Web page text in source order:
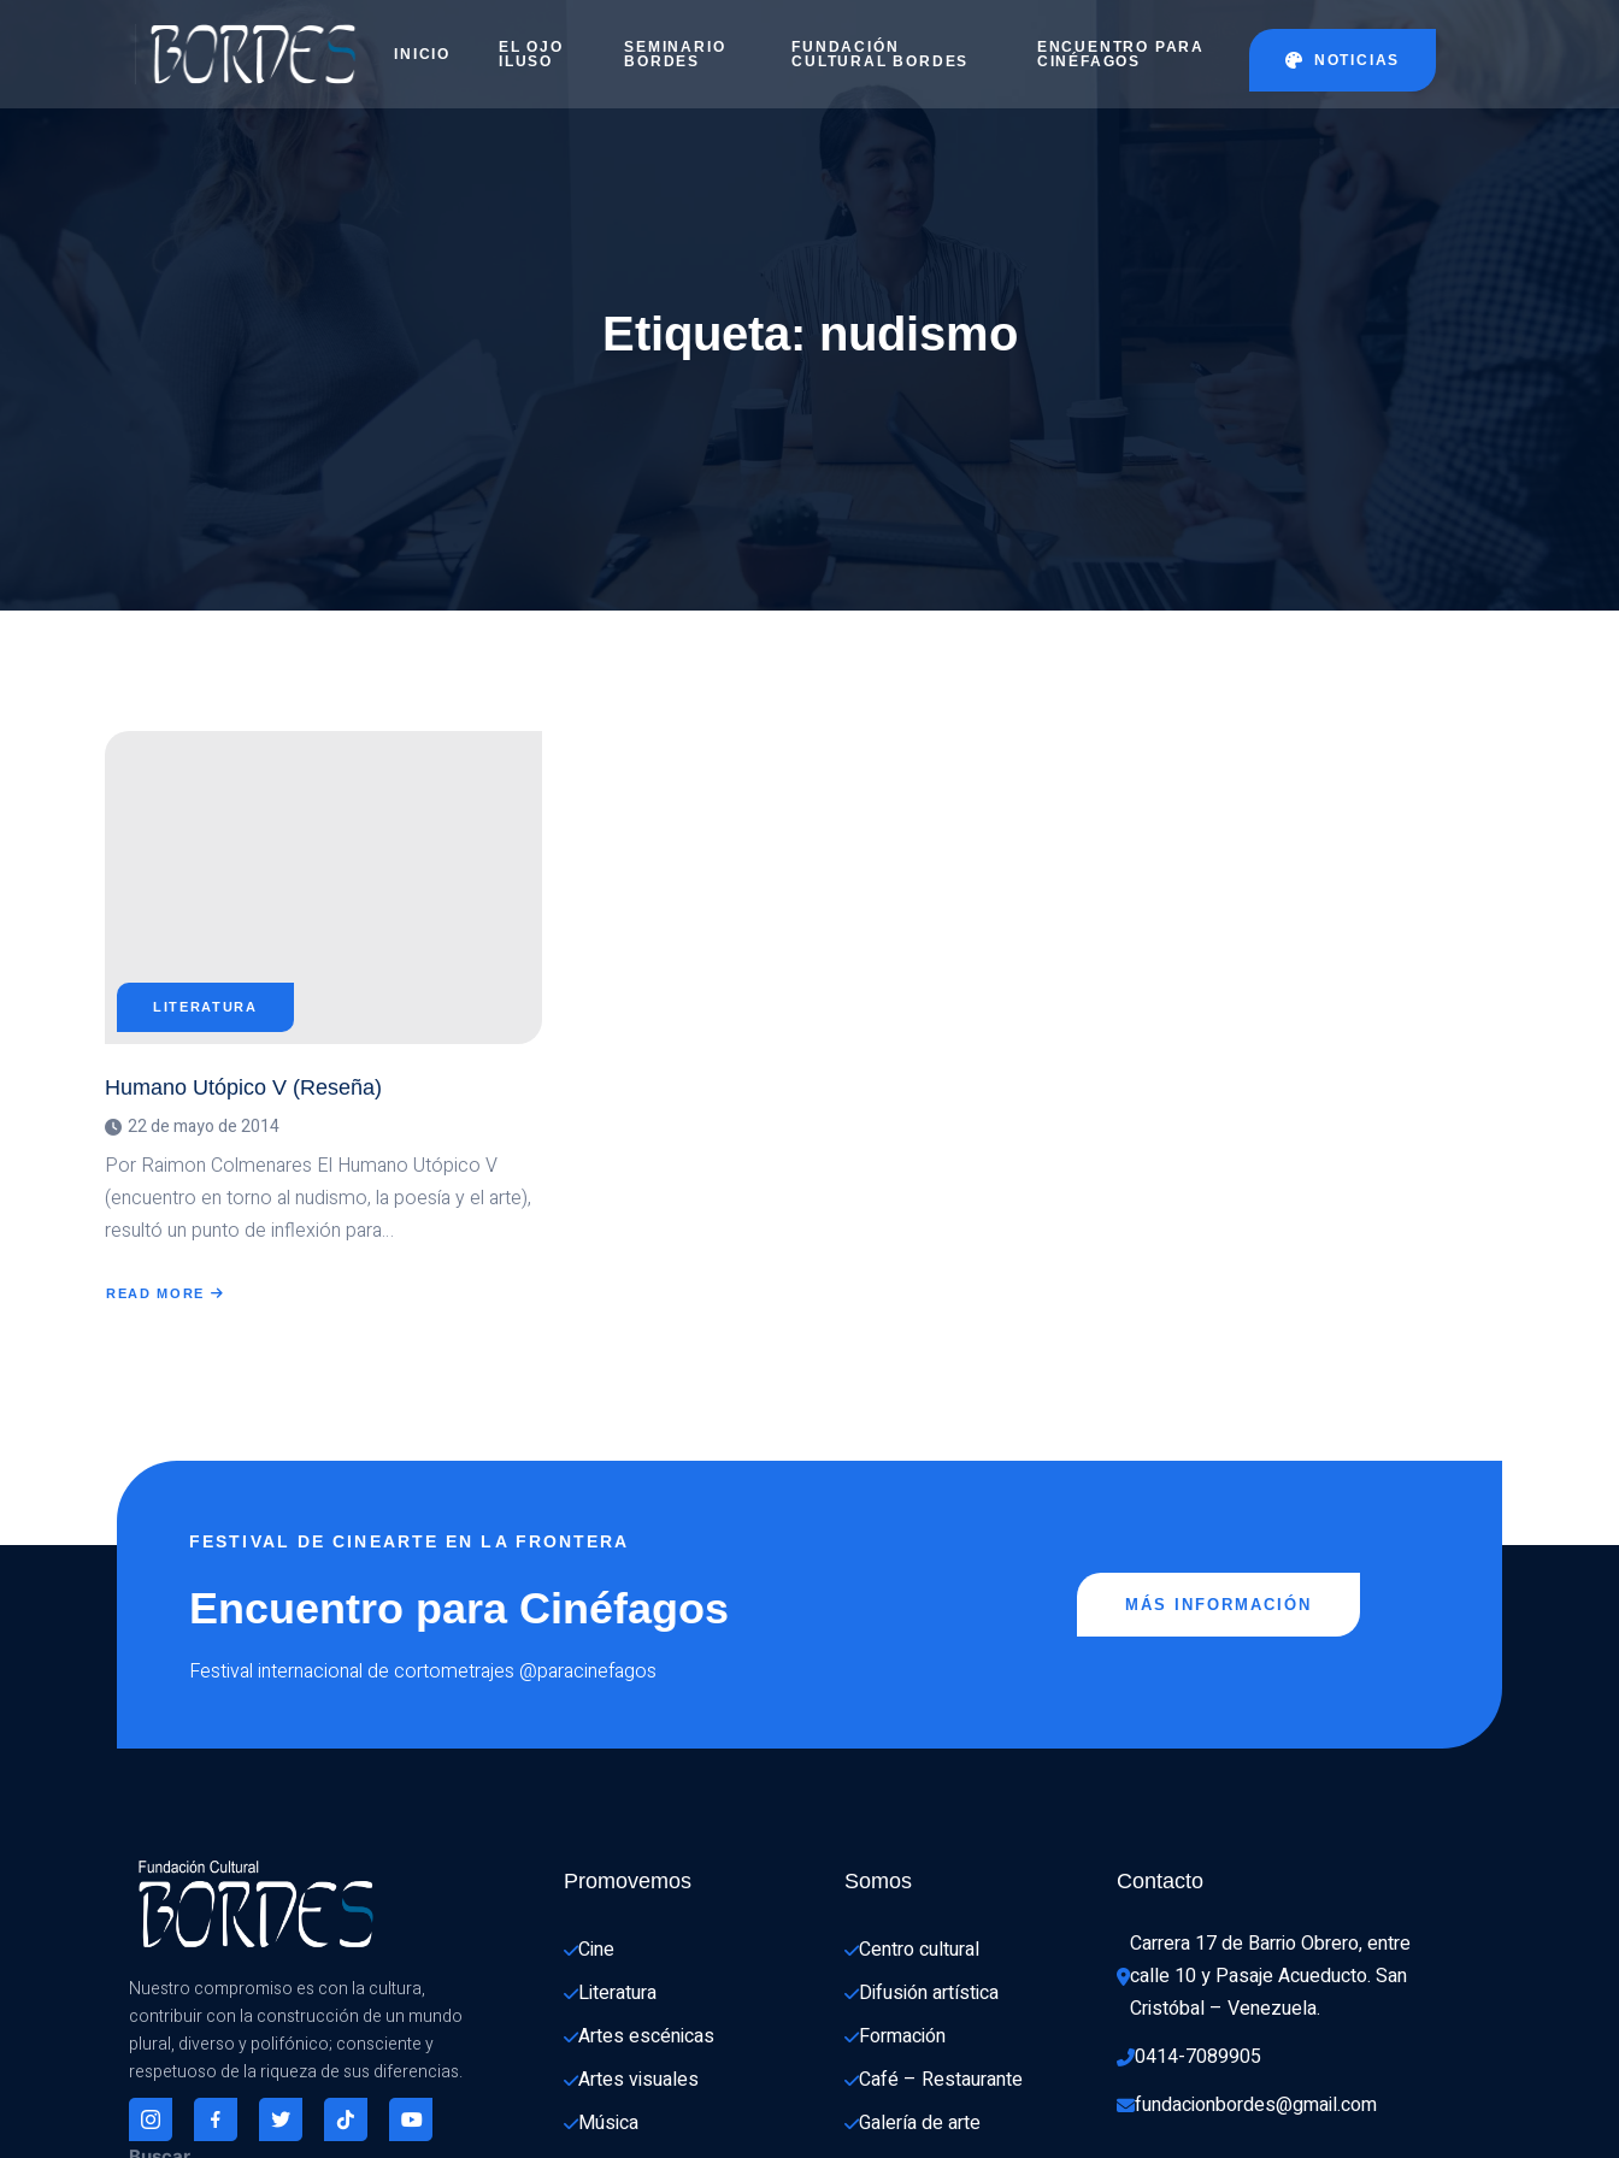
INICIO
EL OJO
ILUSO
SEMINARIO
BORDES
FUNDACIÓN
CULTURAL BORDES
ENCUENTRO PARA
CINÉFAGOS
NOTICIAS
Etiqueta: nudismo
LITERATURA
Humano Utópico V (Reseña)
22 de mayo de 2014
Por Raimon Colmenares El Humano Utópico V
(encuentro en torno al nudismo, la poesía y el arte),
resultó un punto de inflexión para…
READ MORE
ABOUT
FESTIVAL DE CINEARTE EN LA FRONTERA
Encuentro para Cinéfagos
Festival internacional de cortometrajes @paracinefagos
MÁS INFORMACIÓN
Nuestro compromiso es con la cultura,
contribuir con la construcción de un mundo
plural, diverso y polifónico; consciente y
respetuoso de la riqueza de sus diferencias.
Promovemos
Cine
Literatura
Artes escénicas
Artes visuales
Música
Somos
Centro cultural
Difusión artística
Formación
Café – Restaurante
Galería de arte
Contacto
Carrera 17 de Barrio Obrero, entre
calle 10 y Pasaje Acueducto. San
Cristóbal – Venezuela.
0414-7089905
fundacionbordes@gmail.com